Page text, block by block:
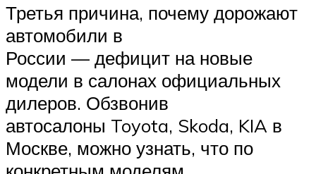
Третья причина, почему дорожают
автомобили в
России — дефицит на новые
модели в салонах официальных
дилеров. Обзвонив
автосалоны Toyota, Skoda, KIA в
Москве, можно узнать, что по